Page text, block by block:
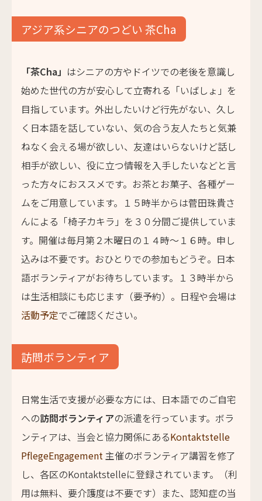
アジア系シニアのつどい 茶Cha
「茶Cha」 はシニアの方やドイツでの老後を意識し
始めた世代の方が安心して立寄れる「いばしょ」を
目指しています。外出したいけど行先がない、久し
く日本語を話していない、気の合う友人たちと気兼
ねなく会える場が欲しい、友達はいらないけど話し
相手が欲しい、役に立つ情報を入手したいなどと言
った方々におススメです。お茶とお菓子、各種ゲー
ムをご用意しています。１５時半からは菅田珠貴さ
んによる「椅子カキラ」を３０分間ご提供していま
す。開催は毎月第２木曜日の１４時～１６時。申し
込みは不要です。おひとりでの参加もどうぞ。日本
語ボランティアがお待ちしています。１３時半から
は生活相談にも応じます（要予約）。日程や会場は
活動予定でご確認ください。
訪問ボランティア
日常生活で支援が必要な方には、日本語でのご自宅
への訪問ボランティアの派遣を行っています。ボラ
ンティアは、当会と協力関係にあるKontaktstelle
PflegeEngagement主催のボランティア講習を修了
し、各区のKontaktstelleに登録されています。（利
用は無料、要介護度は不要です）また、認知症の当